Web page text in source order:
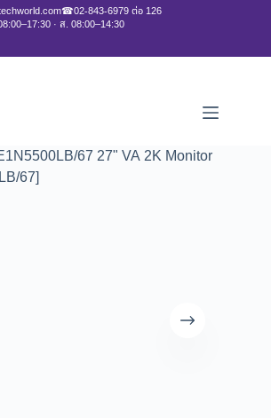
☎02-843-6979 ต่อ 126
· ส. 08:00–14:30